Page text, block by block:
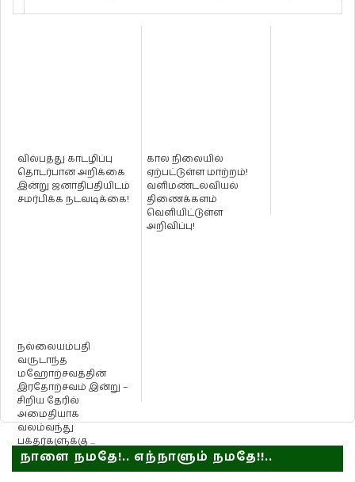
வில்பத்து காடழிப்பு
தொடர்பான அறிக்கை
இன்று ஜனாதிபதியிடம்
சமர்பிக்க நடவடிக்கை!
கால நிலையில்
ஏற்பட்டுள்ள மாற்றம்!
வளிமண்டலவியல்
திணைக்களம்
வெளியிட்டுள்ள
அறிவிப்பு!
நல்லையம்பதி
வருடாந்த
மஹோற்சவத்தின்
இரதோற்சவம் இன்று –
சிறிய தேரில்
அமைதியாக
வலம்வந்து
பக்தர்களுக்கு ...
நாளை நமதே!.. எந்நாளும் நமதே!!..